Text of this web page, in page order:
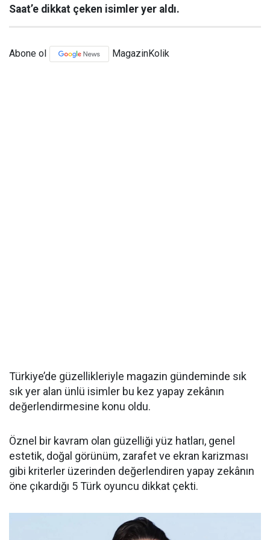
Saat’e dikkat çeken isimler yer aldı.
Abone ol MagazinKolik
Türkiye’de güzellikleriyle magazin gündeminde sık
sık yer alan ünlü isimler bu kez yapay zekânın
değerlendirmesine konu oldu.
Öznel bir kavram olan güzelliği yüz hatları, genel
estetik, doğal görünüm, zarafet ve ekran karizması
gibi kriterler üzerinden değerlendiren yapay zekânın
öne çıkardığı 5 Türk oyuncu dikkat çekti.